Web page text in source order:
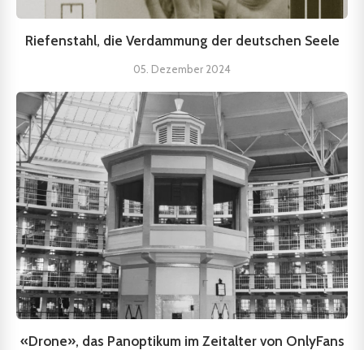
Riefenstahl, die Verdammung der deutschen Seele
05. Dezember 2024
«Drone», das Panoptikum im Zeitalter von OnlyFans